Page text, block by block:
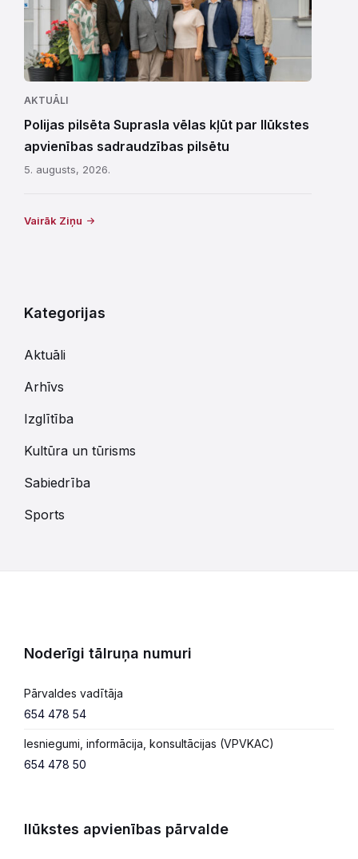
AKTUĀLI
Polijas pilsēta Suprasla vēlas kļūt par Ilūkstes
apvienības sadraudzības pilsētu
5. augusts, 2026.
Vairāk Ziņu
Kategorijas
Aktuāli
Arhīvs
Izglītība
Kultūra un tūrisms
Sabiedrība
Sports
Noderīgi tālruņa numuri
Pārvaldes vadītāja
654 478 54
Iesniegumi, informācija, konsultācijas (VPVKAC)
654 478 50
Ilūkstes apvienības pārvalde